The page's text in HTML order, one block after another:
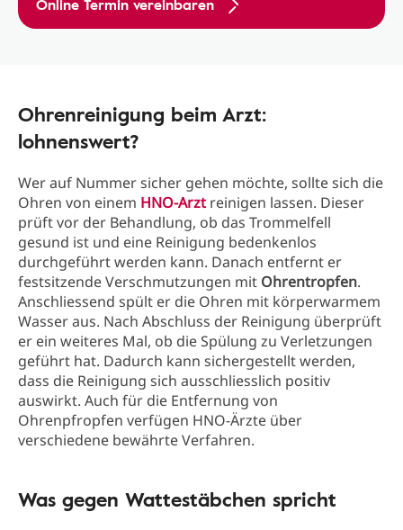
Online Termin vereinbaren
Ohrenreinigung beim Arzt:
lohnenswert?
Wer auf Nummer sicher gehen möchte, sollte sich die
Ohren von einem HNO-Arzt reinigen lassen. Dieser
prüft vor der Behandlung, ob das Trommelfell
gesund ist und eine Reinigung bedenkenlos
durchgeführt werden kann. Danach entfernt er
festsitzende Verschmutzungen mit Ohrentropfen.
Anschliessend spült er die Ohren mit körperwarmem
Wasser aus. Nach Abschluss der Reinigung überprüft
er ein weiteres Mal, ob die Spülung zu Verletzungen
geführt hat. Dadurch kann sichergestellt werden,
dass die Reinigung sich ausschliesslich positiv
auswirkt. Auch für die Entfernung von
Ohrenpfropfen verfügen HNO-Ärzte über
verschiedene bewährte Verfahren.
Was gegen Wattestäbchen spricht